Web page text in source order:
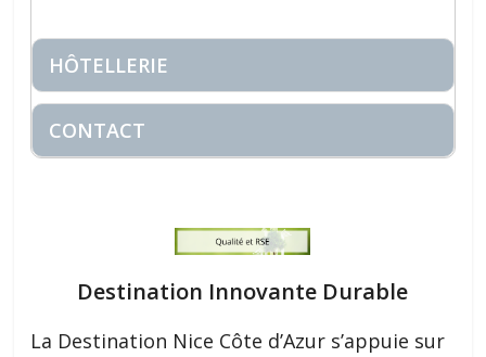
HÔTELLERIE
CONTACT
Destination Innovante Durable
La Destination Nice Côte d’Azur s’appuie sur